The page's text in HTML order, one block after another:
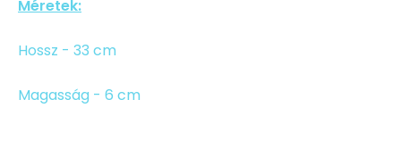
Méretek:
Hossz - 33 cm
Magasság - 6 cm